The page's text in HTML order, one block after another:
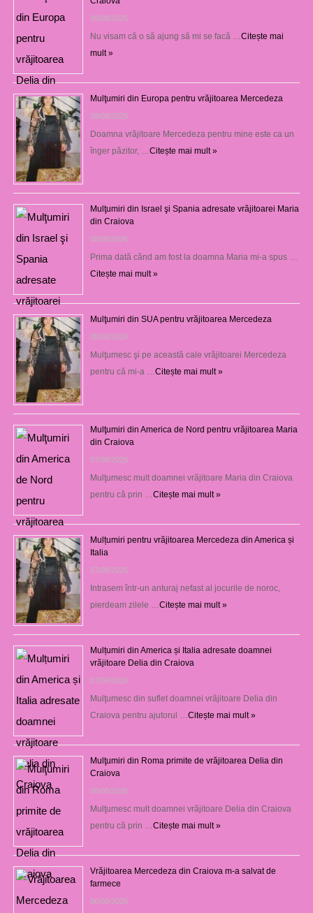
09/08/2026
Nu visam că o să ajung să mi se facă … Citește mai
mult »
Mulţumiri din Europa pentru vrăjitoarea Mercedeza
09/08/2026
Doamna vrăjitoare Mercedeza pentru mine este ca un
înger păzitor, … Citește mai mult »
Mulţumiri din Israel şi Spania adresate vrăjitoarei Maria
din Craiova
08/08/2026
Prima dată când am fost la doamna Maria mi-a spus …
Citește mai mult »
Mulţumiri din SUA pentru vrăjitoarea Mercedeza
08/08/2026
Mulţumesc şi pe această cale vrăjitoarei Mercedeza
pentru că mi-a … Citește mai mult »
Mulţumiri din America de Nord pentru vrăjitoarea Maria
din Craiova
07/08/2026
Mulţumesc mult doamnei vrăjitoare Maria din Craiova
pentru că prin … Citește mai mult »
Mulțumiri pentru vrăjitoarea Mercedeza din America și
Italia
07/08/2026
Intrasem într-un anturaj nefast al jocurile de noroc,
pierdeam zilele … Citește mai mult »
Mulțumiri din America și Italia adresate doamnei
vrăjitoare Delia din Craiova
07/08/2026
Mulţumesc din suflet doamnei vrăjitoare Delia din
Craiova pentru ajutorul … Citește mai mult »
Mulţumiri din Roma primite de vrăjitoarea Delia din
Craiova
06/08/2026
Mulţumesc mult doamnei vrăjitoare Delia din Craiova
pentru că prin … Citește mai mult »
Vrăjitoarea Mercedeza din Craiova m-a salvat de
farmece
06/08/2026